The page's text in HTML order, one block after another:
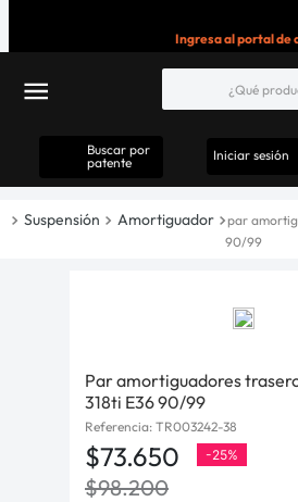
Ingresa al portal de
Buscar por
patente
Iniciar sesión
Suspensión Amortiguador
par
90/99
Par amortiguadores
318ti E36 90/99
Referencia: TR003242-38
$73.650 -25%
$98.200